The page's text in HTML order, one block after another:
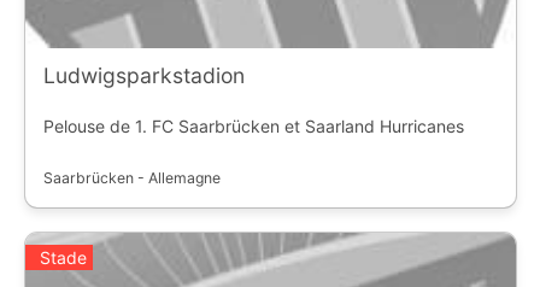
Ludwigsparkstadion
Pelouse de 1. FC Saarbrücken et Saarland Hurricanes
Saarbrücken - Allemagne
Stade